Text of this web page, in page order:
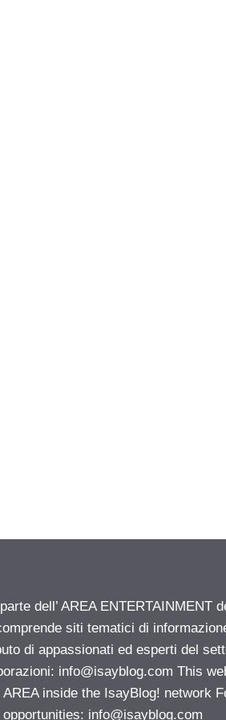
dell’ AREA ENTERTAINMENT
siti tematici di
di appassionati ed esperti del
info@isayblog.com This
AREA inside the IsayBlog! network
info@isayblog.com